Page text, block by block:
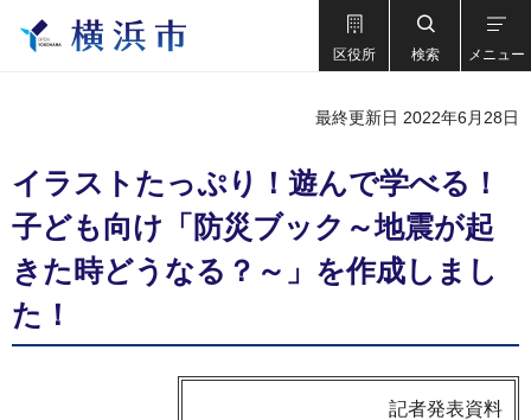
区役所 検索 メニュー
最終更新日 2022年6月28日
イラストたっぷり！遊んで学べる！
子ども向け「防災ブック～地震が起
きた時どうなる？～」を作成しまし
た！
記者発表資料